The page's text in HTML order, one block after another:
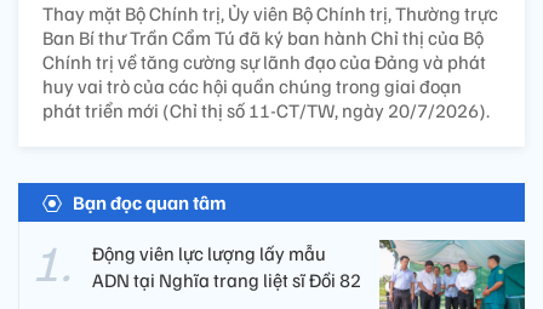
Thay mặt Bộ Chính trị, Ủy viên Bộ Chính trị, Thường trực
Ban Bí thư Trần Cẩm Tú đã ký ban hành Chỉ thị của Bộ
Chính trị về tăng cường sự lãnh đạo của Đảng và phát
huy vai trò của các hội quần chúng trong giai đoạn
phát triển mới (Chỉ thị số 11-CT/TW, ngày 20/7/2026).
Bạn đọc quan tâm
Động viên lực lượng lấy mẫu
ADN tại Nghĩa trang liệt sĩ Đồi 82​